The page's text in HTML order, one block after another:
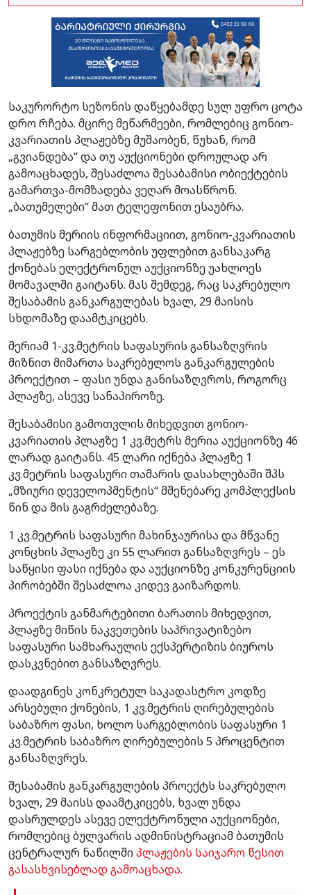
საკურორტო სეზონის დაწყებამდე სულ უფრო ცოტა
დრო რჩება. მცირე მეწარმეები, რომლებიც გონიო-
კვარიათის პლაჟებზე მუშაობენ, წუხან, რომ
„გვიანდება“ და თუ აუქციონები დროულად არ
გამოაცხადეს, შესაძლოა შესაბამისი ობიექტების
გამართვა-მომზადება ვეღარ მოასწრონ.
„ბათუმელები“ მათ ტელეფონით ესაუბრა.
ბათუმის მერიის ინფორმაციით, გონიო-კვარიათის
პლაჟებზე სარგებლობის უფლებით განსაკარგ
ქონებას ელექტრონულ აუქციონზე უახლოეს
მომავალში გაიტანს. მას შემდეგ, რაც საკრებულო
შესაბამის განკარგულებას ხვალ, 29 მაისის
სხდომაზე დაამტკიცებს.
მერიამ 1-კვ.მეტრის საფასურის განსაზღვრის
მიზნით მიმართა საკრებულოს განკარგულების
პროექტით – ფასი უნდა განისაზღვროს, როგორც
პლაჟზე, ასევე სანაპიროზე.
შესაბამისი გამოთვლის მიხედვით გონიო-
კვარიათის პლაჟზე 1 კვ.მეტრს მერია აუქციონზე 46
ლარად გაიტანს. 45 ლარი იქნება პლაჟზე 1
კვ.მეტრის საფასური თამარის დასახლებაში შპს
„მზიური დეველოპმენტის“ მშენებარე კომპლექსის
წინ და მის გაგრძელებაზე.
1 კვ.მეტრის საფასური მახინჯაურისა და მწვანე
კონცხის პლაჟზე კი 55 ლარით განსაზღვრეს – ეს
საწყისი ფასი იქნება და აუქციონზე კონკურენციის
პირობებში შესაძლოა კიდევ გაიზარდოს.
პროექტის განმარტებითი ბარათის მიხედვით,
პლაჟზე მიწის ნაკვეთების საპრივატიზებო
საფასური სამხარაულის ექსპერტიზის ბიუროს
დასკვნებით განსაზღვრეს.
დაადგინეს კონკრეტულ საკადასტრო კოდზე
არსებული ქონების, 1 კვ.მეტრის ღირებულების
საბაზრო ფასი, ხოლო სარგებლობის საფასური 1
კვ.მეტრის საბაზრო ღირებულების 5 პროცენტით
განსაზღვრეს.
შესაბამის განკარგულების პროექტს საკრებულო
ხვალ, 29 მაისს დაამტკიცებს, ხვალ უნდა
დასრულდეს ასევე ელექტრონული აუქციონები,
რომლებიც ბულვარის ადმინისტრაციამ ბათუმის
ცენტრალურ ნაწილშიპლაჟების საიჯარო წესით
გასასხვისებლად გამოაცხადა.